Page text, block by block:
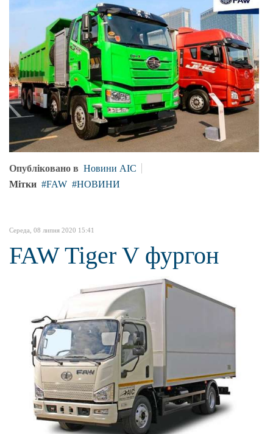
Опубліковано в Новини АІС
Мітки
FAW НОВИНИ
Середа, 08 липня 2020 15:41
FAW Tiger V фургон